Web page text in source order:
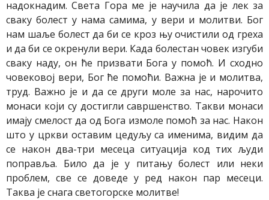
надокнадим. Света Гора ме је научила да је лек за
сваку болест у нама самима, у вери и молитви. Бог
нам шаље болест да би се кроз њу очистили од греха
и да би се окренули вери. Када болестан човек изгуби
сваку наду, он ће призвати Бога у помоћ. И сходно
човековој вери, Бог ће помоћи. Важна је и молитва,
труд. Важно је и да се други моле за нас, нарочито
монаси који су достигли савршенство. Такви монаси
имају смелост да од Бога измоле помоћ за нас. Након
што у цркви оставим цедуљу са именима, видим да
се након два-три месеца ситуација код тих људи
поправља. Било да је у питању болест или неки
проблем, све се доведе у ред након пар месеци.
Таква је снага светогорске молитве!